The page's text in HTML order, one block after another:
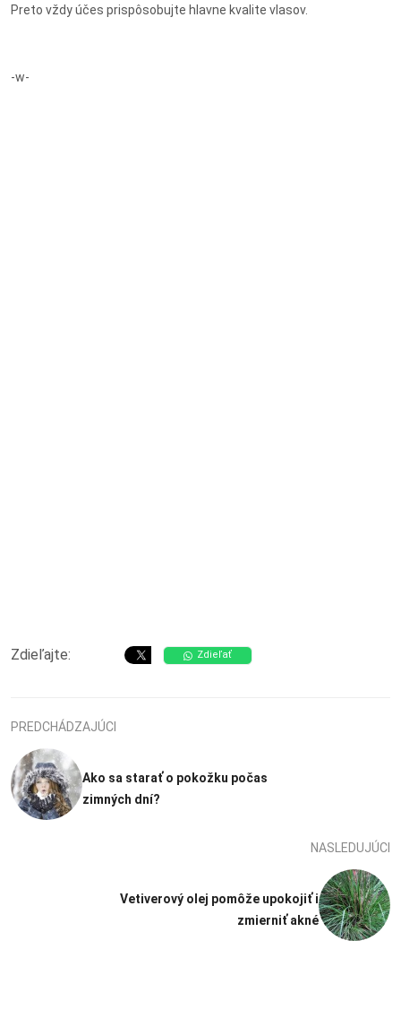
Preto vždy účes prispôsobujte hlavne kvalite vlasov.
-w-
Zdieľajte: Zdieľať
PREDCHÁDZAJÚCI
Ako sa starať o pokožku počas
zimných dní?
NASLEDUJÚCI
Vetiverový olej pomôže upokojiť i
zmierniť akné